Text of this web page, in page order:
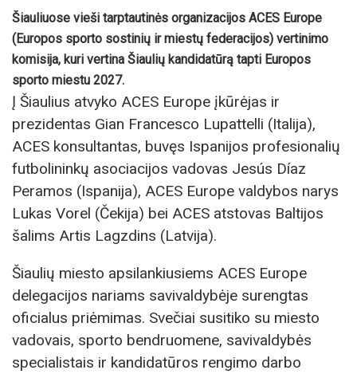
Šiauliuose vieši tarptautinės organizacijos ACES Europe
(Europos sporto sostinių ir miestų federacijos) vertinimo
komisija, kuri vertina Šiaulių kandidatūrą tapti Europos
sporto miestu 2027.
Į Šiaulius atvyko ACES Europe įkūrėjas ir
prezidentas Gian Francesco Lupattelli (Italija),
ACES konsultantas, buvęs Ispanijos profesionalių
futbolininkų asociacijos vadovas Jesús Díaz
Peramos (Ispanija), ACES Europe valdybos narys
Lukas Vorel (Čekija) bei ACES atstovas Baltijos
šalims Artis Lagzdins (Latvija).
Šiaulių miesto apsilankiusiems ACES Europe
delegacijos nariams savivaldybėje surengtas
oficialus priėmimas. Svečiai susitiko su miesto
vadovais, sporto bendruomene, savivaldybės
specialistais ir kandidatūros rengimo darbo